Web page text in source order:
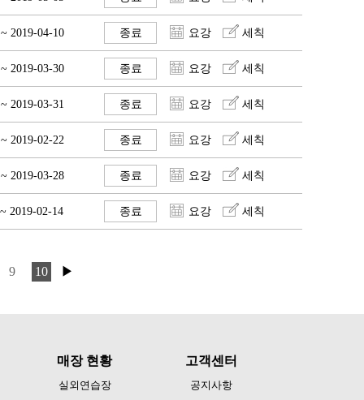
2019-04-10 종료 요강 세칙
2019-03-30 종료 요강 세칙
2019-03-31 종료 요강 세칙
2019-02-22 종료 요강 세칙
2019-03-28 종료 요강 세칙
2019-02-14 종료 요강 세칙
9 10 ▶
매장 현황
실외연습장
고객센터
공지사항